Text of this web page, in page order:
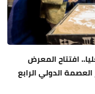
افتتاح المعرض
الدولي الرابع